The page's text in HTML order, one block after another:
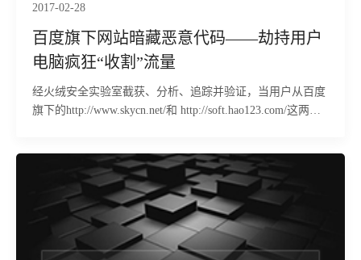
2017-02-28
百度旗下网站暗藏恶意代码——劫持用户
电脑疯狂“收割”流量
经火绒安全实验室截获、分析、追踪并验证，当用户从百度
旗下的http://www.skycn.net/和 http://soft.hao123.com/这两个
期潜伏，并随时可以被“云端”远程操控，用来劫持导航站、
电商网站、广告联盟等各种流量。